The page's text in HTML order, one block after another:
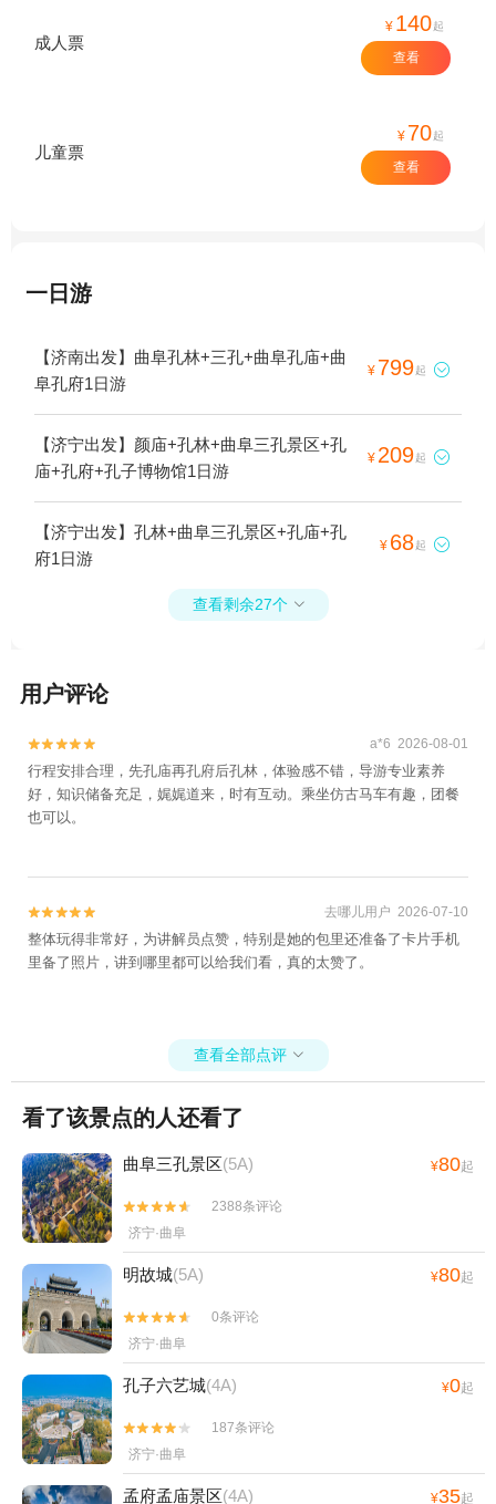
成人票
¥ 140起
查看
儿童票
¥ 70起
查看
一日游
【济南出发】曲阜孔林+三孔+曲阜孔庙+曲
阜孔府1日游
¥ 799起 
【济宁出发】颜庙+孔林+曲阜三孔景区+孔
庙+孔府+孔子博物馆1日游
¥ 209起 
【济宁出发】孔林+曲阜三孔景区+孔庙+孔
府1日游
¥ 68起 
查看剩余27个 
用户评论

 a*6 2026-08-01
行程安排合理，先孔庙再孔府后孔林，体验感不错，导游专业素养
好，知识储备充足，娓娓道来，时有互动。乘坐仿古马车有趣，团餐
也可以。

 去哪儿用户 2026-07-10
整体玩得非常好，为讲解员点赞，特别是她的包里还准备了卡片手机
里备了照片，讲到哪里都可以给我们看，真的太赞了。
查看全部点评 
看了该景点的人还看了
曲阜三孔景区(5A) ¥80起


2388条评论
济宁·曲阜
明故城(5A) ¥80起


0条评论
济宁·曲阜
孔子六艺城(4A) ¥0起


187条评论
济宁·曲阜
孟府孟庙景区(4A) ¥35起